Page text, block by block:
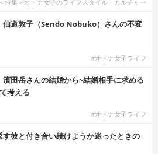
＜特集＞オトナ女子のライフスタイル・カルチャー
仙道敦子（Sendo Nobuko）さんの不変
#オトナ女子ライフ
濱田岳さんの結婚から~結婚相手に求める
考える
#オトナ女子ライフ
す彼と付き合い続けようか迷ったときの